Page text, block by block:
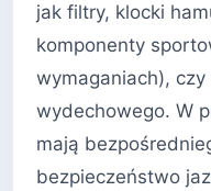
jak filtry, klocki
komponenty
wymaganiach), czy
wydechowego. W
mają
bezpieczeństwo